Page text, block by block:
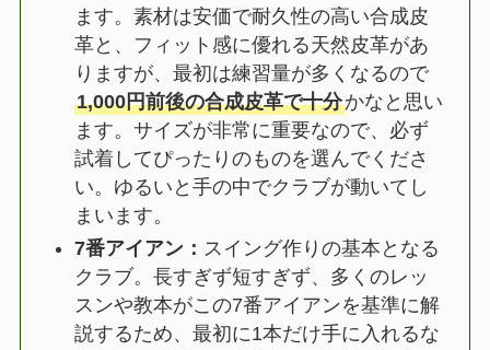
ます。素材は安価で耐久性の高い合成皮
革と、フィット感に優れる天然皮革があ
りますが、最初は練習量が多くなるので
1,000円前後の合成皮革で十分かなと思い
ます。サイズが非常に重要なので、必ず
試着してぴったりのものを選んでくださ
い。ゆるいと手の中でクラブが動いてし
まいます。
7番アイアン： スイング作りの基本となる
クラブ。長すぎず短すぎず、多くのレッ
スンや教本がこの7番アイアンを基準に解
説するため、最初に1本だけ手に入れるな